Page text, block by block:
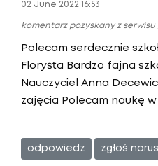
02 June 2022 16:53
komentarz pozyskany z serwisu
Polecam serdecznie
Florysta Bardzo fajna
Nauczyciel Anna
zajęcia Polecam naukę
odpowiedz zgłoś